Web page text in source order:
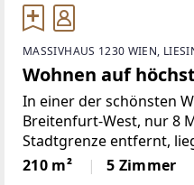
MASSIVHAUS 1230 WIEN,
Wohnen auf
In einer der schönsten
Breitenfurt-West, nur 8
Stadtgrenze entfernt,
210 m² große
wunderbaren und
210 m² 5 Zimmer